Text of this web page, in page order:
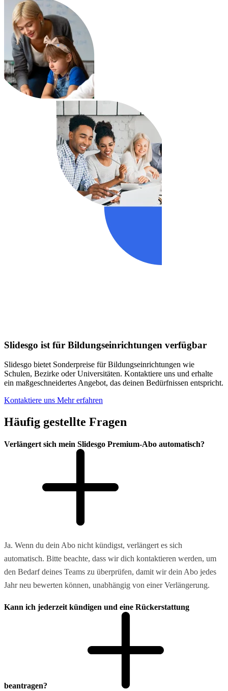
Slidesgo ist für Bildungseinrichtungen verfügbar
Slidesgo bietet Sonderpreise für Bildungseinrichtungen wie
Schulen, Bezirke oder Universitäten. Kontaktiere uns und erhalte
ein maßgeschneidertes Angebot, das deinen Bedürfnissen entspricht.
Kontaktiere uns Mehr erfahren
Häufig gestellte Fragen
Verlängert sich mein Slidesgo Premium-Abo automatisch?
Ja. Wenn du dein Abo nicht kündigst, verlängert es sich
automatisch. Bitte beachte, dass wir dich kontaktieren werden, um
den Bedarf deines Teams zu überprüfen, damit wir dein Abo jedes
Jahr neu bewerten können, unabhängig von einer Verlängerung.
Kann ich jederzeit kündigen und eine Rückerstattung
beantragen?